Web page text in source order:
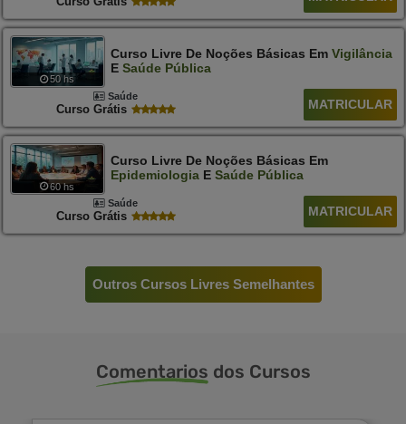
50 hs
Curso Livre De Noções Básicas Em Vigilância
E Saúde Pública
Saúde
Curso Grátis MATRICULAR
60 hs
Curso Livre De Noções Básicas Em
EpidemiologiaE Saúde Pública
Saúde
Curso Grátis MATRICULAR
Outros Cursos Livres Semelhantes
Comentarios dos Cursos